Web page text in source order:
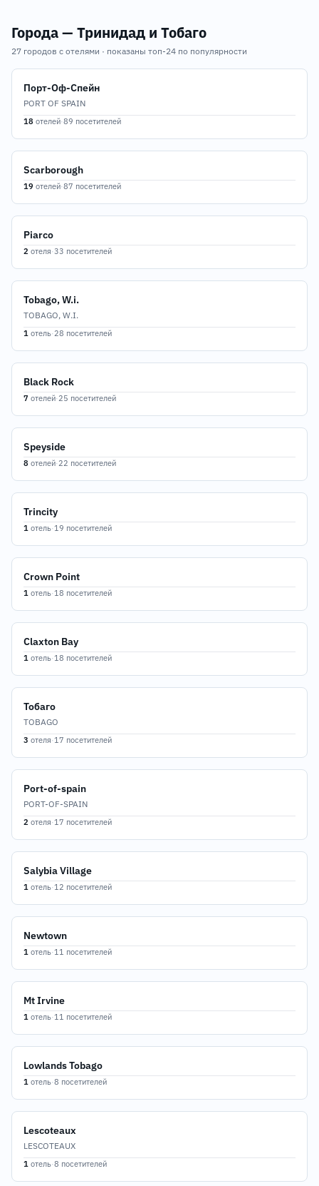
Города — Тринидад и Тобаго
27 городов с отелями · показаны топ-24 по популярности
Порт-Оф-Спейн
PORT OF SPAIN
18 отелей·89 посетителей
Scarborough
19 отелей·87 посетителей
Piarco
2 отеля·33 посетителей
Tobago, W.i.
TOBAGO, W.I.
1 отель·28 посетителей
Black Rock
7 отелей·25 посетителей
Speyside
8 отелей·22 посетителей
Trincity
1 отель·19 посетителей
Crown Point
1 отель·18 посетителей
Claxton Bay
1 отель·18 посетителей
Тобаго
TOBAGO
3 отеля·17 посетителей
Port-of-spain
PORT-OF-SPAIN
2 отеля·17 посетителей
Salybia Village
1 отель·12 посетителей
Newtown
1 отель·11 посетителей
Mt Irvine
1 отель·11 посетителей
Lowlands Tobago
1 отель·8 посетителей
Lescoteaux
LESCOTEAUX
1 отель·8 посетителей